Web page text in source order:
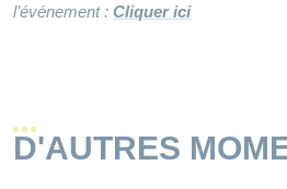
l’événement : Cliquer ici
D'AUTRES